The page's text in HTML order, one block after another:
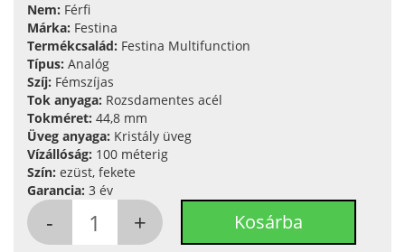
Nem: Férfi
Márka: Festina
Termékcsalád: Festina Multifunction
Típus: Analóg
Szíj: Fémszíjas
Tok anyaga: Rozsdamentes acél
Tokméret: 44,8 mm
Üveg anyaga: Kristály üveg
Vízállóság: 100 méterig
Szín: ezüst, fekete
Garancia: 3 év